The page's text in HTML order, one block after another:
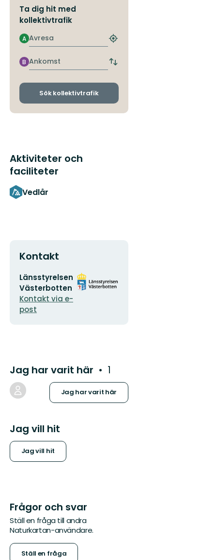
Ta dig hit med
kollektivtrafik
Avresa
A
Hitta
hållplats
Ankomst
B
Byt
och
Sök kollektivtrafik
Aktiviteter och
faciliteter
Vedlår
Kontakt
E-
postadress
Länsstyrelsen
Västerbotten
Kontakt via e-
post
Organisationens
logotyp
Jag har varit här 1
Jag har varit här
Jag vill hit
Jag vill hit
Frågor och svar
Ställ en fråga till andra
Naturkartan-användare.
Ställ en fråga